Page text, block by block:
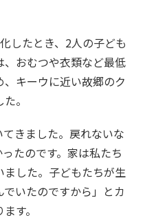
したとき、2人の子ども
おむつや衣類など最低
キーウに近い故郷のク
。
てきました。戻れないな
たのです。家は私たち
した。子どもたちが生
いたのですから」とカ
す。